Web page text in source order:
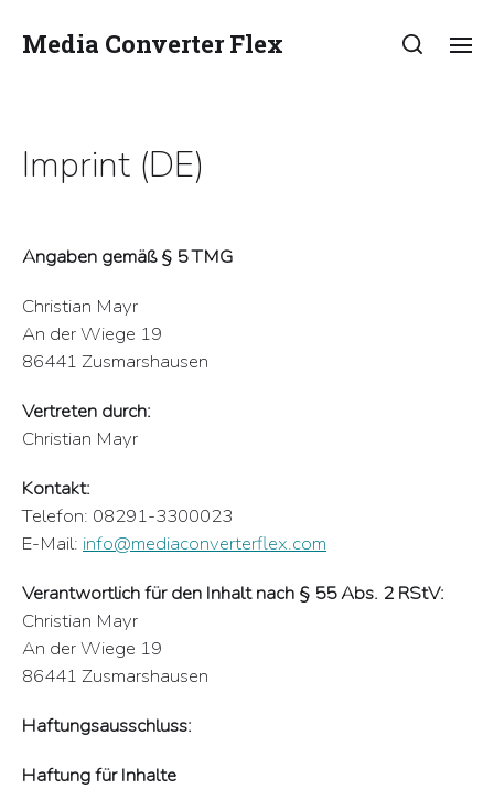
Media Converter Flex
Imprint (DE)
Angaben gemäß § 5 TMG
Christian Mayr
An der Wiege 19
86441 Zusmarshausen
Vertreten durch:
Christian Mayr
Kontakt:
Telefon: 08291-3300023
E-Mail: info@mediaconverterflex.com
Verantwortlich für den Inhalt nach § 55 Abs. 2 RStV:
Christian Mayr
An der Wiege 19
86441 Zusmarshausen
Haftungsausschluss:
Haftung für Inhalte